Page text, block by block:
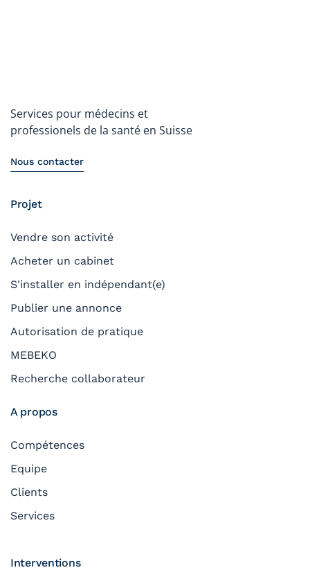
Services pour médecins et
professionels de la santé en Suisse
Nous contacter
Projet
Vendre son activité
Acheter un cabinet
S'installer en indépendant(e)
Publier une annonce
Autorisation de pratique
MEBEKO
Recherche collaborateur
A propos
Compétences
Equipe
Clients
Services
Interventions